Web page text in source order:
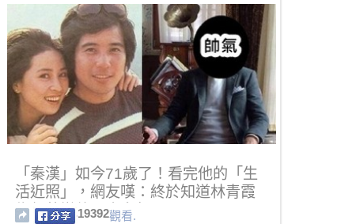
「秦漢」如今71歲了！看完他的「生
活近照」，網友嘆：終於知道林青霞
為何苦戀他那麼多年了！
19392觀看.